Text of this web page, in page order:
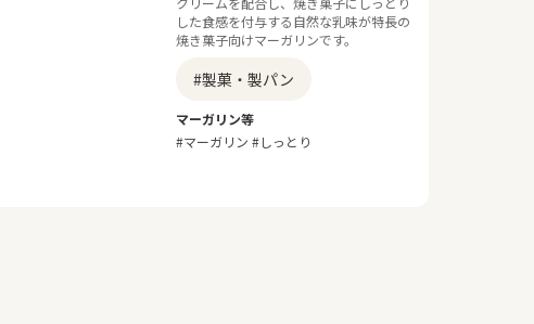
した食感を付与する自然な乳味が特長の
焼き菓子向けマーガリンです。
#製菓・製パン
マーガリン等
#マーガリン #しっとり